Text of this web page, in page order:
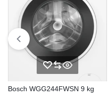
Bosch WGG244FWSN 9 kg